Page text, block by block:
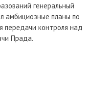
генеральный
амбициозные планы по
передачи контроля над
Прада.